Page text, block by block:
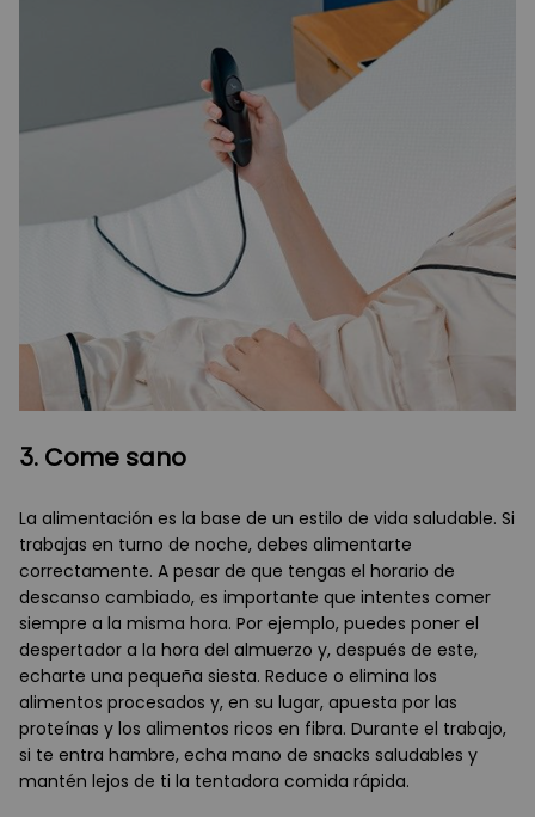
3. Come sano
La alimentación es la base de un estilo de vida saludable. Si
trabajas en turno de noche, debes alimentarte
correctamente. A pesar de que tengas el horario de
descanso cambiado, es importante que intentes comer
siempre a la misma hora. Por ejemplo, puedes poner el
despertador a la hora del almuerzo y, después de este,
echarte una pequeña siesta. Reduce o elimina los
alimentos procesados y, en su lugar, apuesta por las
proteínas y los alimentos ricos en fibra. Durante el trabajo,
si te entra hambre, echa mano de snacks saludables y
mantén lejos de ti la tentadora comida rápida.